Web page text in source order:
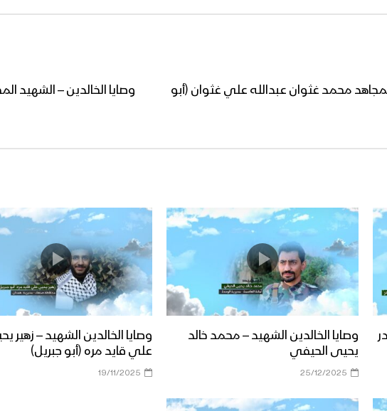
محمد غثوان عبدالله علي غثوان (أبو
وصايا الخالدين – الشهيد
وصايا الخالدين الشهيد – محمد خالد
يحيى الحيفي
25/12/2025
وصايا الخالدين الشهيد – زهير
علي قايد مره (أبو جبريل)
19/11/2025